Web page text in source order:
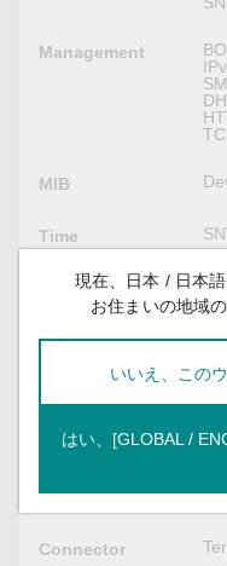
Management
MIB
Time
Modbus TCP
Functions
Mode
Connector
現在、日本 / 日本
お住まいの地域
いいえ、この
はい、[GLOBAL /